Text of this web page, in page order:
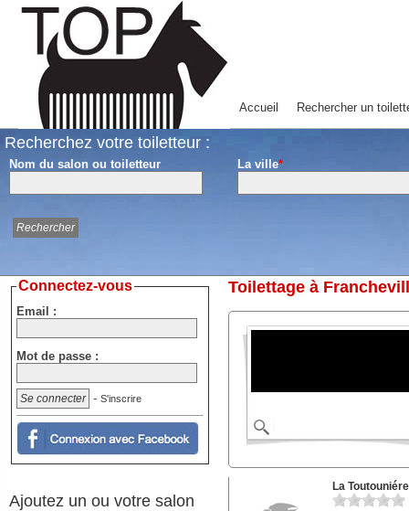
Accueil Rechercher un
Recherchez votre toiletteur :
Nom du salon ou toiletteur La ville*
Toilettage à
La Toutouniére
Connectez-vous
Email :
Mot de passe :
- S'inscrire
Ajoutez un ou votre salon